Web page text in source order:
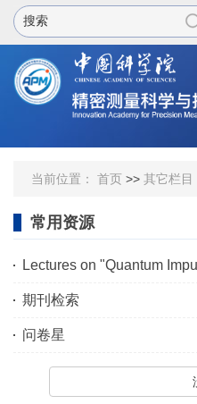
当前位置： 首页 >> 其它栏目
常用资源
期刊检索
问卷星